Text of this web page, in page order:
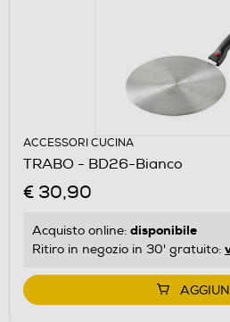
ACCESSORI CUCINA
TRABO - BD26-Bianco
€ 30,90
Acquisto online: disponibile
Ritiro in negozio in 30' gratuito: